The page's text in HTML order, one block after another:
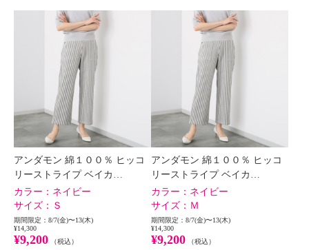
アンダモン 綿１００％ ヒッコ
リーストライプ ベイカ…
カラー： ネイビー
サイズ： Ｓ
期間限定：8/7(金)〜13(木)
¥14,300
¥9,200 （税込）
アンダモン 綿１００％ ヒッコ
リーストライプ ベイカ…
カラー： ネイビー
サイズ： Ｍ
期間限定：8/7(金)〜13(木)
¥14,300
¥9,200 （税込）